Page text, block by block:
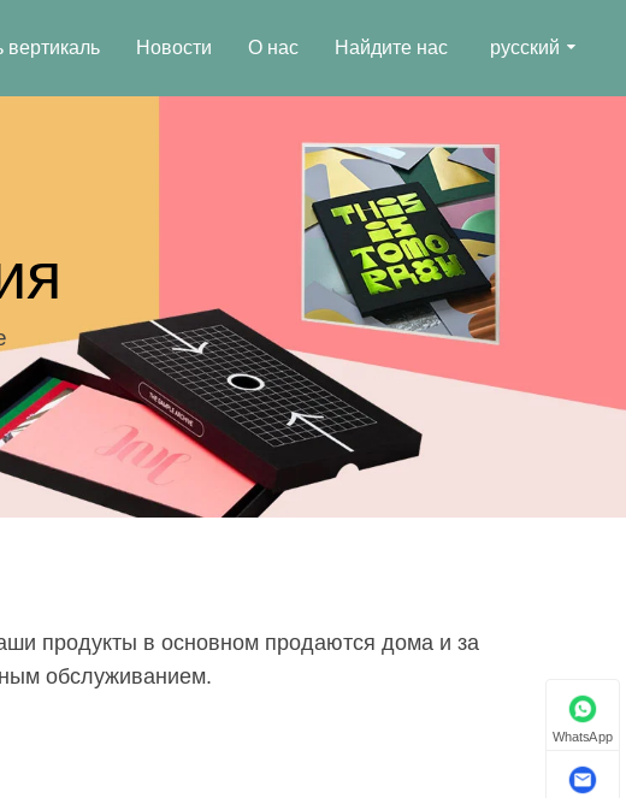
Новости О нас Найдите нас русский
продукты в основном продаются дома и за
обслуживанием.
WhatsApp